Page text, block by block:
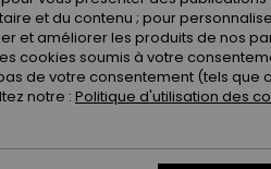
et du contenu ; pour
et améliorer les produits de nos
cookies soumis à votre
de votre consentement (tels que
notre : Politique d'utilisation des